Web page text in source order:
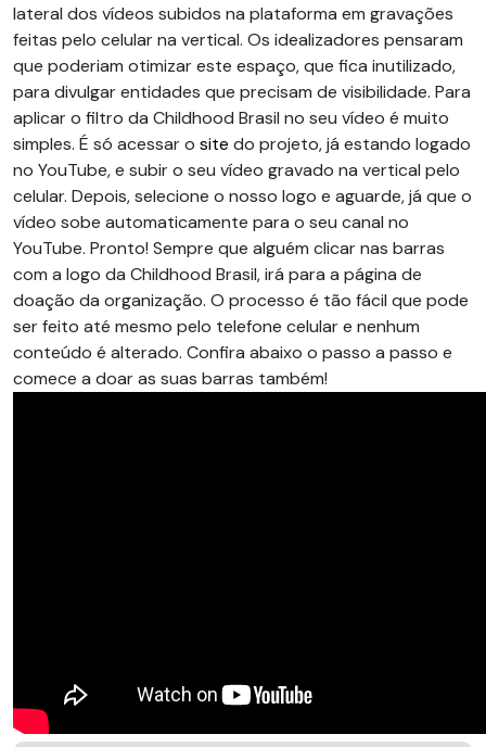
lateral dos vídeos subidos na plataforma em gravações
feitas pelo celular na vertical. Os idealizadores pensaram
que poderiam otimizar este espaço, que fica inutilizado,
para divulgar entidades que precisam de visibilidade. Para
aplicar o filtro da Childhood Brasil no seu vídeo é muito
simples. É só acessar o site do projeto, já estando logado
no YouTube, e subir o seu vídeo gravado na vertical pelo
celular. Depois, selecione o nosso logo e aguarde, já que o
vídeo sobe automaticamente para o seu canal no
YouTube. Pronto! Sempre que alguém clicar nas barras
com a logo da Childhood Brasil, irá para a página de
doação da organização. O processo é tão fácil que pode
ser feito até mesmo pelo telefone celular e nenhum
conteúdo é alterado. Confira abaixo o passo a passo e
comece a doar as suas barras também!